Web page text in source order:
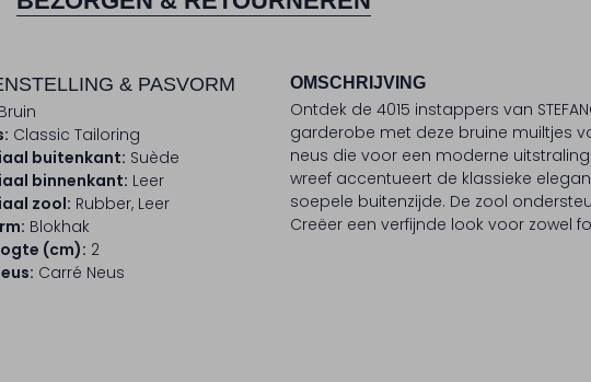
& PASVORM
Bruin
Classic Tailoring
buitenkant: Suède
binnenkant: Leer
zool: Rubber, Leer
Blokhak
(cm): 2
Carré Neus
OMSCHRIJVING
Ontdek de 4015 instappers van
garderobe met deze bruine muiltjes
neus die voor een moderne
wreef accentueert de klassieke
soepele buitenzijde. De zool
Creëer een verfijnde look voor zowel